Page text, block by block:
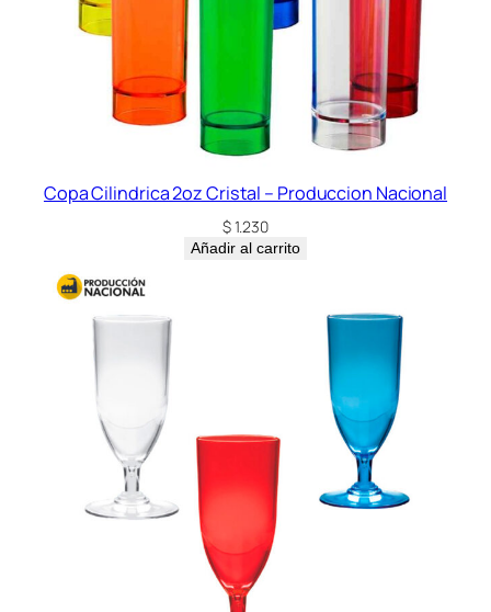
Copa Cilindrica 2oz Cristal – Produccion Nacional
$1.230
Añadir al carrito